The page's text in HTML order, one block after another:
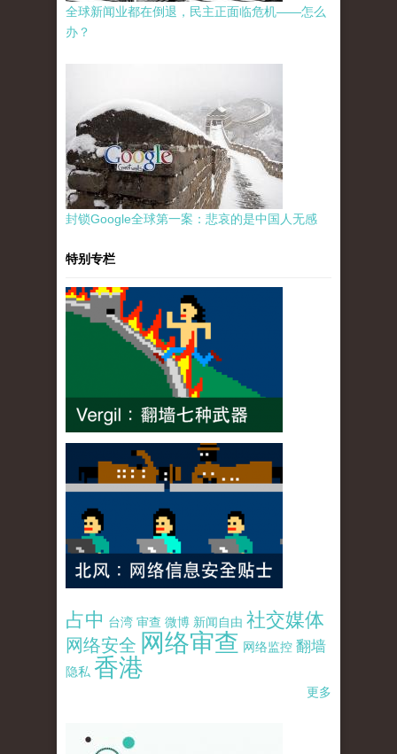
全球新闻业都在倒退，民主正面临危机——怎么
办？
封锁Google全球第一案：悲哀的是中国人无感
特别专栏
占中 台湾 审查 微博 新闻自由 社交媒体
网络安全 网络审查 网络监控 翻墙
隐私 香港
更多
pao-pao-banner-mirror-site-120814.jpg